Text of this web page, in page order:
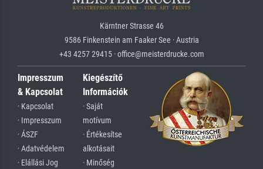
Kärntner Strasse 46
9586 Finkenstein am Faaker See · Austria
+43 4257 29415 · office@meisterdrucke.com
Impresszum
& Kapcsolat
· Kapcsolat
· Impresszum
· ÁSZF
· Adatvédelem
· Elállási Jog
Kiegészítő
Információk
· Saját
motívum
· Értékesítse
alkotásait
· Minőség